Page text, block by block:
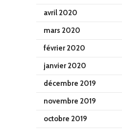
avril 2020
mars 2020
février 2020
janvier 2020
décembre 2019
novembre 2019
octobre 2019